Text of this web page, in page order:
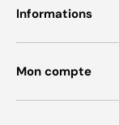
Informations
Mon compte